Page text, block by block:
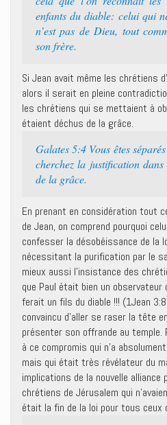
enfants du diable: celui qui
n’est pas de Dieu, tout
son frère.
Si Jean avait même les chrétiens
alors il serait en pleine
les chrétiens qui se mettaient à
étaient déchus de la grâce.
Galates 5:4 Vous êtes
cherchez la justification
de la grâce.
En prenant en considération tout
de Jean, on comprend pourquoi
confesser la désobéissance de la
nécessitant la purification par le
mieux aussi l’insistance des
que Paul était bien un observateur
ferait un fils du diable !!! (1Jean
convaincu d’aller se raser la tête
présenter son offrande au temple.
à ce compromis qui n’a
mais qui était très révélateur du
implications de la nouvelle
chrétiens de Jérusalem qui
était la fin de la loi pour tous ceux